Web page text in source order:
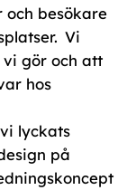
besökare
Vi
gör och att
hos
lyckats
på